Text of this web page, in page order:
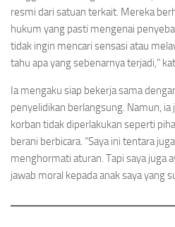
resmi dari satuan terkait. Mereka
hukum yang pasti mengenai
tidak ingin mencari sensasi atau
tahu apa yang sebenarnya terjadi,”
Ia mengaku siap bekerja sama
penyelidikan berlangsung. Namun,
korban tidak diperlakukan seperti
berani berbicara. “Saya ini tentara
menghormati aturan. Tapi saya juga
jawab moral kepada anak saya yang